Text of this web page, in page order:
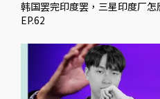
韩国罢完印度罢，三星印度厂怎
EP.62